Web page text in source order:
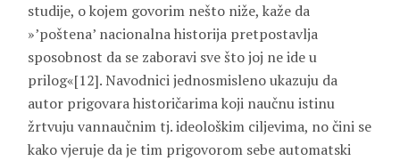
studije, o kojem govorim nešto niže, kaže da
»’poštena’ nacionalna historija pretpostavlja
sposobnost da se zaboravi sve što joj ne ide u
prilog«[12]. Navodnici jednosmisleno ukazuju da
autor prigovara historičarima koji naučnu istinu
žrtvuju vannaučnim tj. ideološkim ciljevima, no čini se
kako vjeruje da je tim prigovorom sebe automatski